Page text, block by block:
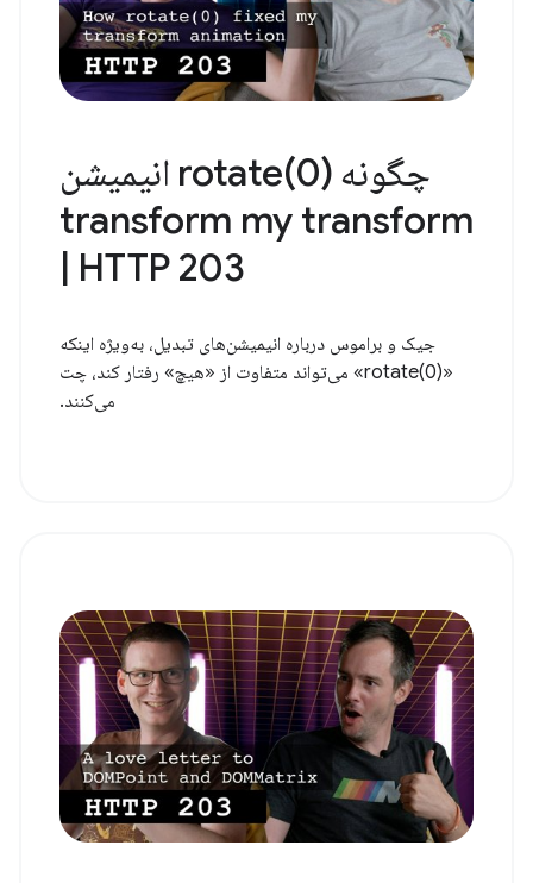
چگونه rotate(0) انیمیشن
transform my transform
| HTTP 203
جیک و براموس درباره انیمیشن‌های تبدیل، به‌ویژه اینکه
«rotate(0)» می‌تواند متفاوت از «هیچ» رفتار کند، چت
می‌کنند.